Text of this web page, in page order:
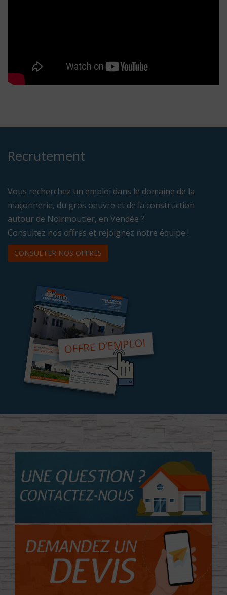
Recrutement
Vous recherchez un emploi dans le domaine de la
maçonnerie, du gros oeuvre et de la construction
autour de Noirmoutier, en Vendée ?
Consultez nos offres et rejoignez notre équipe !
CONSULTER NOS OFFRES